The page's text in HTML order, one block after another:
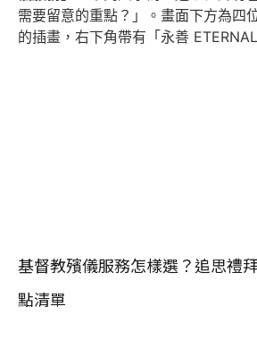
基督教殯儀服務怎樣選？追思禮
點清單